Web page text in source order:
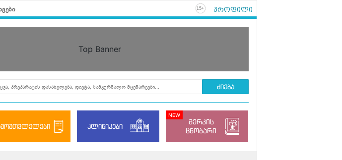
15+ პროფილი
Top Banner
კლინიკები
მერკის
ცნობარი